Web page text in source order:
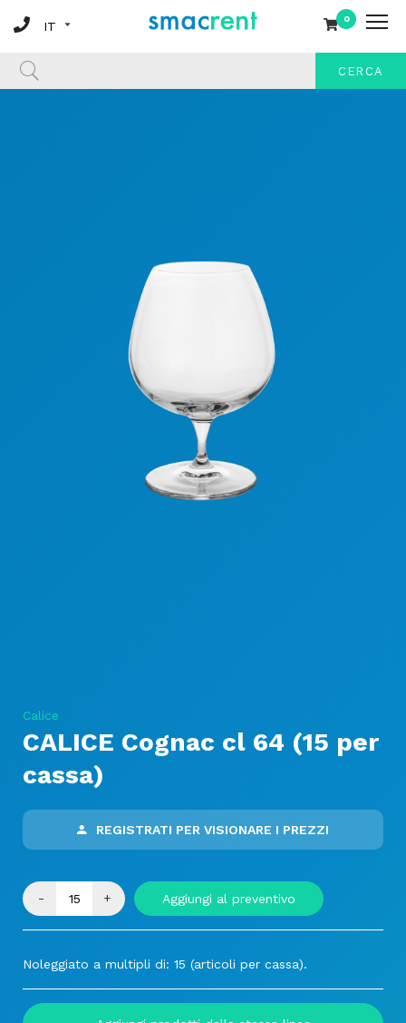
0
CERCA
Calice
CALICE Cognac cl 64 (15 per
cassa)
REGISTRATI PER VISIONARE I PREZZI
- + Aggiungi al preventivo
Noleggiato a multipli di: 15 (articoli per cassa).